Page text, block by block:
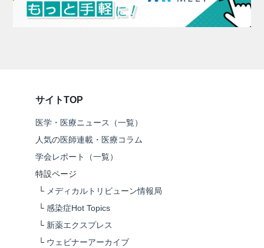
サイトTOP
医学・医療ニュース（一覧）
人気の医師連載・医療コラム
学会レポート（一覧）
特設ページ
└ メディカルトリビューン情報局
└ 感染症Hot Topics
└ 新薬エクスプレス
└ ウェビナーアーカイブ